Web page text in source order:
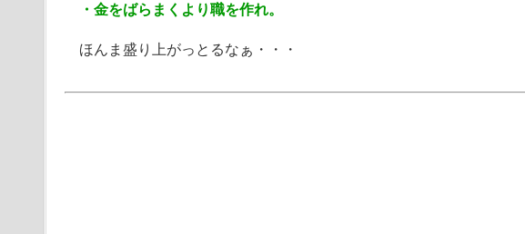
・金をばらまくより職を作れ。
ほんま盛り上がっとるなぁ・・・